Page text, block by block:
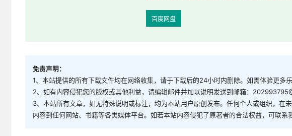
百度网盘
免责声明：
1、本站提供的所有下载文件均在网络收集，请于下载后的24小时内删除。如需体验更多乐
2、如有内容侵犯您的版权或其他利益，请编辑邮件并加以说明发送到邮箱：
3、本站所有文章，如无特殊说明或标注，均为本站用户原创发布。任何个人或组织，在
内容到任何网站、书籍等各类媒体平台。如若本站内容侵犯了原著者的合法权益，可联系